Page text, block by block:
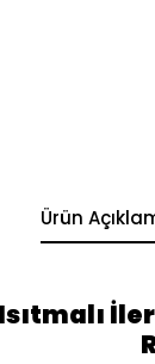
Ürün